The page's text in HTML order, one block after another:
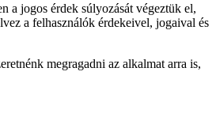
a jogos érdek súlyozását végeztük el,
a felhasználók érdekeivel, jogaival és
megragadni az alkalmat arra is,